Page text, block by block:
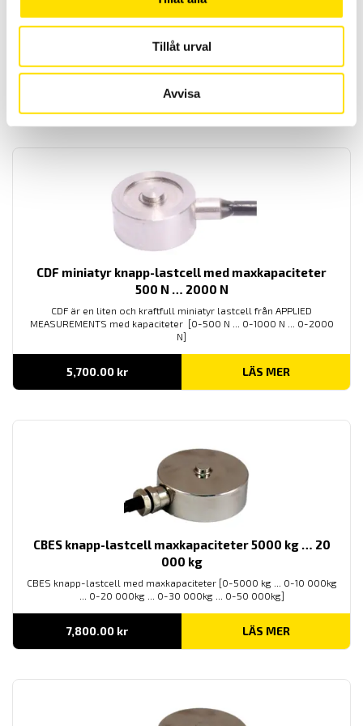
Tillåt urval
Avvisa
100 N … 20 kN
APPLIED MEASUREMENTS CDFM3 miniatyr lastcell med kapaciteter
[0-100 N ... 0-250 N ... 0-500 N... 0-1000 N... 0-2000 N ... 0-5000
N... 0-10 kN... 0-20 kN]
krPrisintervall:
6,200.00 kr
CDF miniatyr knapp-lastcell med maxkapaciteter
500 N … 2000 N
CDF är en liten och kraftfull miniatyr lastcell från APPLIED
MEASUREMENTS med kapaciteter [0-500 N ... 0-1000 N ... 0-2000
N]
5,700.00 kr LÄS MER
CBES knapp-lastcell maxkapaciteter 5000 kg … 20
000 kg
CBES knapp-lastcell med maxkapaciteter [0-5000 kg ... 0-10 000kg
... 0-20 000kg ... 0-30 000kg ... 0-50 000kg]
7,800.00 kr LÄS MER